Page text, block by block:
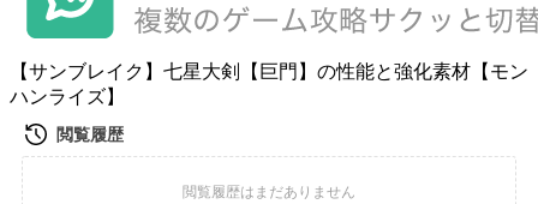
【サンブレイク】七星大剣【巨門】の性能と強化素材【モン
ハンライズ】